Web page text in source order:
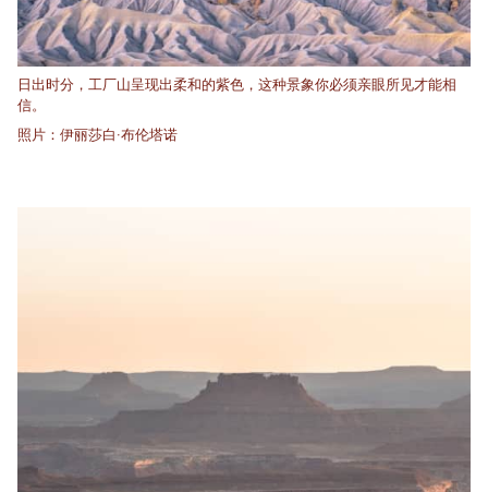
日出时分，工厂山呈现出柔和的紫色，这种景象你必须亲眼所见才能相
信。
照片：伊丽莎白·布伦塔诺